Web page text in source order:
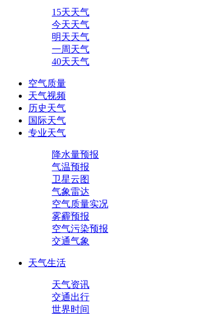
15天天气
今天天气
明天天气
一周天气
40天天气
空气质量
天气视频
历史天气
国际天气
专业天气
降水量预报
气温预报
卫星云图
气象雷达
空气质量实况
雾霾预报
空气污染预报
交通气象
天气生活
天气资讯
交通出行
世界时间